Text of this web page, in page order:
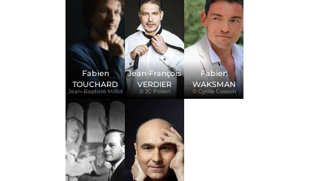
Jean-Baptiste Millot
Fabien
TOUCHARD
© JC Polien
Jean-François
VERDIER
© Cyrille Cosson
Fabien
WAKSMAN